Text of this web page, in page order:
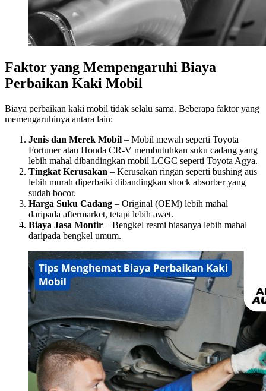
Faktor yang Mempengaruhi Biaya
Perbaikan Kaki Mobil
Biaya perbaikan kaki mobil tidak selalu sama. Beberapa faktor yang
memengaruhinya antara lain:
Jenis dan Merek Mobil – Mobil mewah seperti Toyota
Fortuner atau Honda CR-V membutuhkan suku cadang yang
lebih mahal dibandingkan mobil LCGC seperti Toyota Agya.
Tingkat Kerusakan – Kerusakan ringan seperti bushing aus
lebih murah diperbaiki dibandingkan shock absorber yang
sudah bocor.
Harga Suku Cadang – Original (OEM) lebih mahal
daripada aftermarket, tetapi lebih awet.
Biaya Jasa Montir – Bengkel resmi biasanya lebih mahal
daripada bengkel umum.